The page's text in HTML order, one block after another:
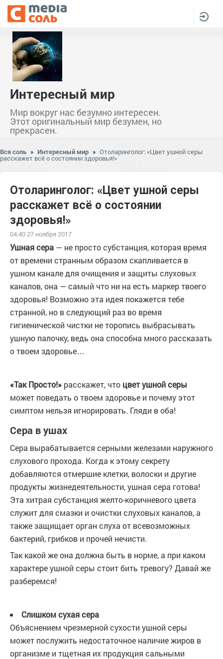
Интересный мир
Мир вокруг нас безумно интересен.
Этот оригинальный мир безумен, но
прекрасен.
Вся соль » Интересный мир » Отоларинголог: «Цвет ушной серы
расскажет всё о состоянии здоровья!»
Отоларинголог: «Цвет ушной серы
расскажет всё о состоянии
здоровья!»
04:40 27 ноября 2017
Ушная сера — не просто субстанция, которая время
от времени странным образом скапливается в
ушном канале для очищения и защиты слуховых
каналов, она — самый что ни на есть маркер твоего
здоровья! Возможно эта идея покажется тебе
странной, но в следующий раз во время
гигиенической чистки не торопись выбрасывать
ушную палочку, ведь она способна много рассказать
о твоем здоровье…
«Так Просто!» расскажет, что цвет ушной серы
может поведать о твоем здоровье и почему этот
симптом нельзя игнорировать. Гляди в оба!
Сера в ушах
Сера вырабатывается серными железами наружного
слухового прохода. Когда к этому секрету
добавляются отмершие клетки, волоски и другие
продукты жизнедеятельности, ушная сера готова!
Эта хитрая субстанция желто-коричневого цвета
служит для смазки и очистки слуховых каналов, а
также защищает орган слуха от всевозможных
бактерий, грибков и прочей нечисти.
Так какой же она должна быть в норме, а при каком
характере ушной серы стоит бить тревогу? Давай же
разберемся!
Слишком сухая сера
Объяснением чрезмерной сухости ушной серы
может послужить недостаточное наличие жиров в
организме и тщетная их продукция сальными